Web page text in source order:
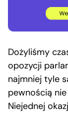
Dożyliśmy
opozycji
najmniej tyle
pewnością
Niejednej